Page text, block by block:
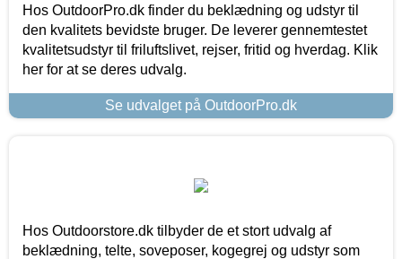
Hos OutdoorPro.dk finder du beklædning og udstyr til
den kvalitets bevidste bruger. De leverer gennemtestet
kvalitetsudstyr til friluftslivet, rejser, fritid og hverdag. Klik
her for at se deres udvalg.
Se udvalget på OutdoorPro.dk
Hos Outdoorstore.dk tilbyder de et stort udvalg af
beklædning, telte, soveposer, kogegrej og udstyr som